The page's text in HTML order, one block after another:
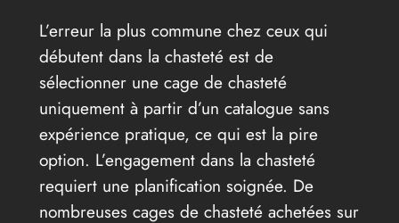
L’erreur la plus commune chez ceux qui
débutent dans la chasteté est de
sélectionner une cage de chasteté
uniquement à partir d’un catalogue sans
expérience pratique, ce qui est la pire
option. L’engagement dans la chasteté
requiert une planification soignée. De
nombreuses cages de chasteté achetées sur